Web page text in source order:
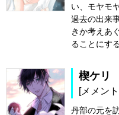
い、モヤモ
過去の出来
きか考えあ
ることにす
楔ケリ
[メメン
丹部の元を